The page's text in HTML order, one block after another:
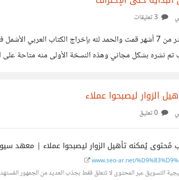
الزوار ليصبحوا عملاء
يُمكنه تأهيل الزوار ليصبحوا عملاء | معهد سيو
www.seo-ar.net/
التسويق عبر المحتوى لا تتعلق فقط بجذب العديد من الجمهور